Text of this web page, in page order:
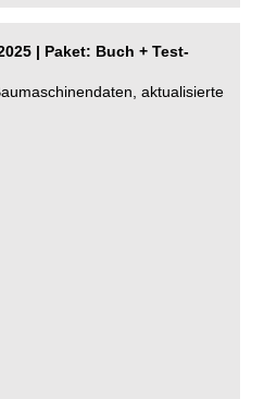
| Paket: Buch + Test-
aktualisierte